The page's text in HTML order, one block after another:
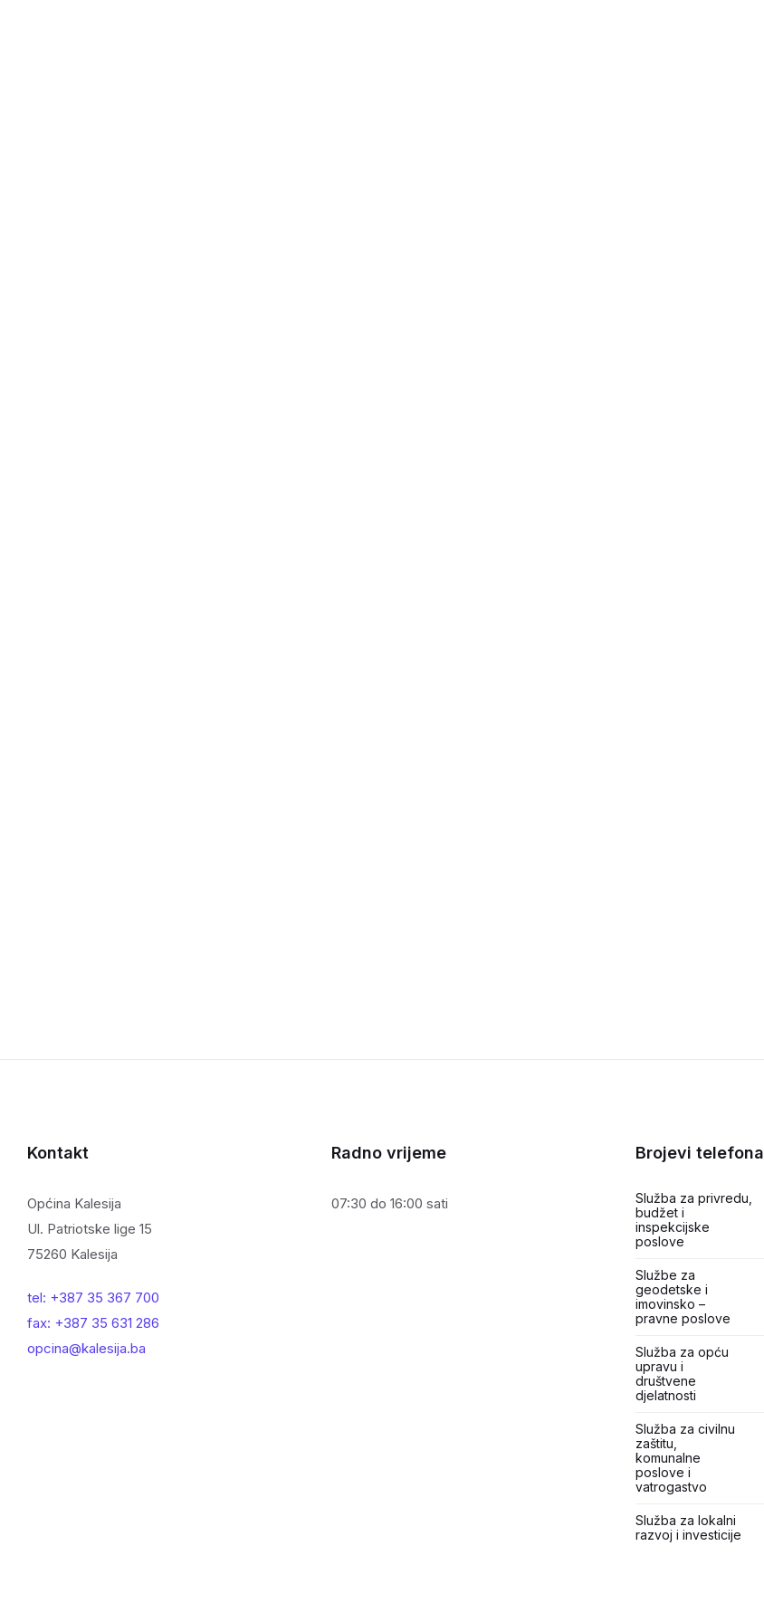
Kontakt
Općina Kalesija
Ul. Patriotske lige 15
75260 Kalesija
tel: +387 35 367 700
fax: +387 35 631 286
opcina@kalesija.ba
Radno vrijeme
07:30 do 16:00 sati
Brojevi telefona
Služba za privredu,
budžet i
inspekcijske
poslove
Službe za
geodetske i
imovinsko –
pravne poslove
Služba za opću
upravu i
društvene
djelatnosti
Služba za civilnu
zaštitu,
komunalne
poslove i
vatrogastvo
Služba za lokalni
razvoj i investicije